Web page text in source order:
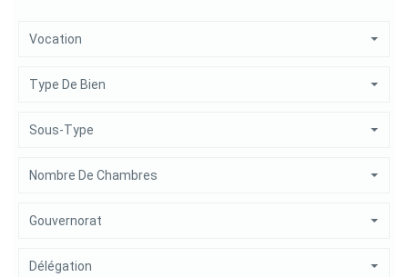
Vocation
Type De Bien
Sous-Type
Nombre De Chambres
Gouvernorat
Délégation